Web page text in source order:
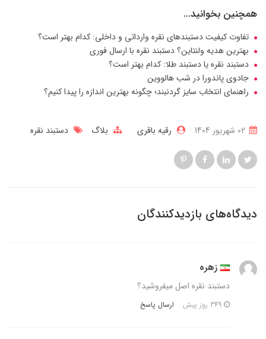
همچنین بخوانید...
تفاوت کیفیت دستبندهای نقره وارداتی و داخلی: کدام بهتر است؟
بهترین هدیه ولنتاین؟ دستبند نقره با ارسال فوری
دستبند نقره یا دستبند طلا: کدام بهتر است؟
جادوی پاندورا در شب هالووین
راهنمای انتخاب سایز گردنبند؛ چگونه بهترین اندازه را پیدا کنیم؟
رقیه باقری بلاگ دستبند نقره
دیدگاه‌های بازدیدکنندگان
زهره
دستبند نقره اصل میفروشید؟
ارسال پاسخ